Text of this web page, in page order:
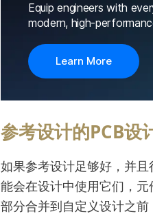
Equip engineers with
modern, high-
Learn More
参考设计的PCB设
如果参考设计足够好，并
能会在设计中使用它们，
部分合并到自定义设计之前